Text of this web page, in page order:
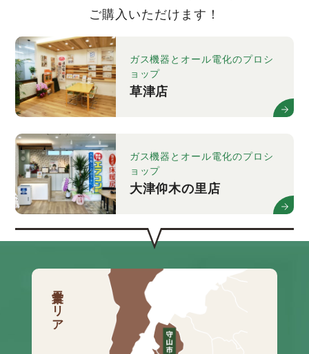
ご購入いただけます！
ガス機器とオール電化のプロシ
ョップ
草津店
ガス機器とオール電化のプロシ
ョップ
大津仰木の里店
営業エリア